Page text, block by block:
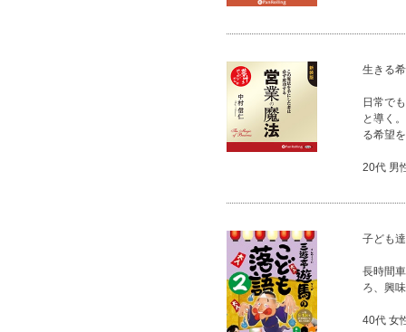
生きる
日常で
と導く
る希望
20代 男
子ども
長時間
ろ、興
40代 女